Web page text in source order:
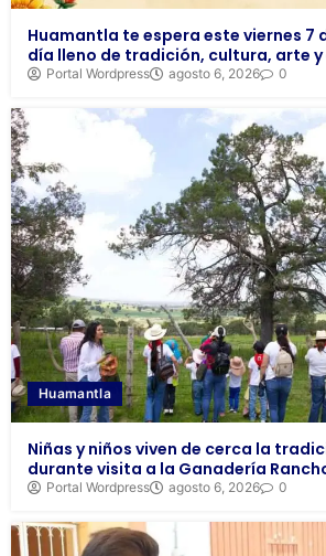
Huamantla te espera este viernes 7
día lleno de tradición, cultura, arte
Portal Wordpress agosto 6, 2026 0
Huamantla
Niñas y niños viven de cerca la
durante visita a la Ganadería
Portal Wordpress agosto 6, 2026 0